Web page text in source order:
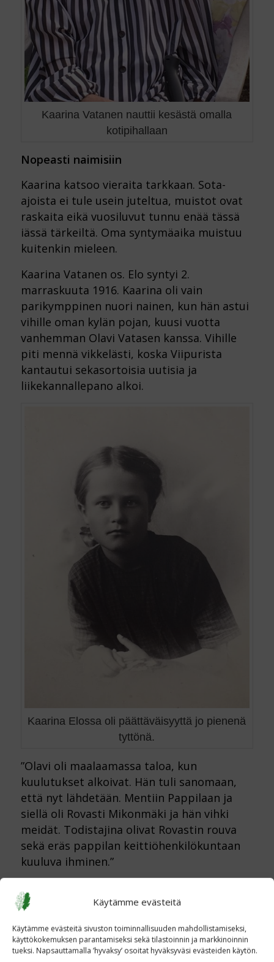
Käytämme evästeitä
Käytämme evästeitä sivuston toiminnallisuuden mahdollistamiseksi,
käyttökokemuksen parantamiseksi sekä tilastoinnin ja markkinoinnin
tueksi. Napsauttamalla ’hyvaksy’ osoitat hyväksyväsi evästeiden käytön.
Kaarina Vatanen nauttii kesästä omalla
kotipihallaan
Nopeasti naimisiin
Kaarina katsoo vieraita tarkkaan. Sota-
ajoista ei tule usein juteltua, muistot ovat
raskaita eikä vuosiluvut tunnu enää tässä
iässä tärkeiltä. Oma syntymäaika muistuu
kuitenkin mieleen.
Kaarina Vatanen os. Elo syntyi 2.
marraskuuta 1916. Kaarina oli vain
parikymppinen nuori nainen, kun hän astui
vihille oman kylän pojan, kuusi vuotta
vanhemman Olavi Vatasen kanssa. Vihille
piti mennä vikkelästi, koska Viipurista
kantautui sekasortoisia uutisia ja
liikekannallepano alkoi.
Kaarina Elossa oli päättäväisyyttä jo pienenä
tyttönä.
”Olavi oli maalaamassa taloa, kun
kuulutukset alkoivat. Hän tuli sanomaan,
että nyt lähdetään. Mentiin Pappilaan ja
siellä oli Rovasti Mikonmäki ja hän vihki
meidät. Todistajina olivat Rovastin rouva
sekä eräs pappilan keittiöhenkilökuntaan
kuuluva ihminen.”
ja heidät kerättiin Kiikkaan. Olavi meni
aikansa.